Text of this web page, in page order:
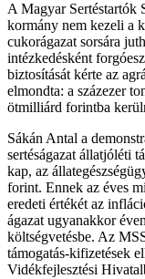
A Magyar Sertéstartók
kormány nem kezeli a
cukorágazat sorsára
intézkedésként
biztosítását kérte az
elmondta: a százezer
ötmilliárd forintba
Sákán Antal a
sertéságazat állatjóléti
kap, az
forint. Ennek az éves
eredeti értékét az
ágazat ugyanakkor
költségvetésbe. Az
támogatás-kifizetések
Vidékfejlesztési